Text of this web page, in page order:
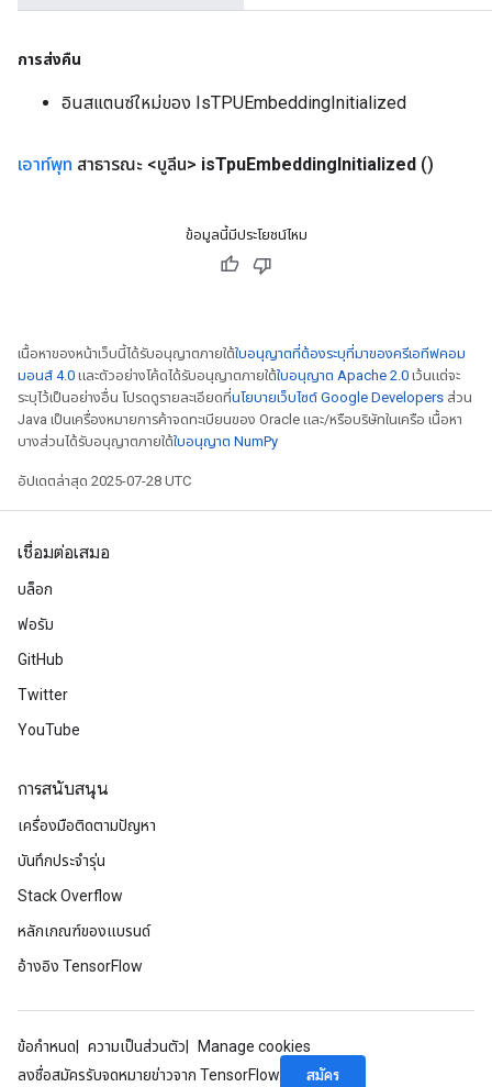
การส่งคืน
อินสแตนซ์ใหม่ของ IsTPUEmbeddingInitialized
เอาท์พุท สาธารณะ <บูลีน> isTpuEmbeddingInitialized ()
ข้อมูลนี้มีประโยชน์ไหม
เนื้อหาของหน้าเว็บนี้ได้รับอนุญาตภายใต้ใบอนุญาตที่ต้องระบุที่มาของครีเอทีฟคอม
มอนส์ 4.0 และตัวอย่างโค้ดได้รับอนุญาตภายใต้ใบอนุญาต Apache 2.0 เว้นแต่จะ
ระบุไว้เป็นอย่างอื่น โปรดดูรายละเอียดที่นโยบายเว็บไซต์ Google Developers ส่วน
Java เป็นเครื่องหมายการค้าจดทะเบียนของ Oracle และ/หรือบริษัทในเครือ เนื้อหา
บางส่วนได้รับอนุญาตภายใต้ใบอนุญาต NumPy
อัปเดตล่าสุด 2025-07-28 UTC
เชื่อมต่อเสมอ
บล็อก
ฟอรัม
GitHub
Twitter
YouTube
การสนับสนุน
เครื่องมือติดตามปัญหา
บันทึกประจำรุ่น
Stack Overflow
หลักเกณฑ์ของแบรนด์
อ้างอิง TensorFlow
ข้อกำหนด ความเป็นส่วนตัว
Manage cookies
ลงชื่อสมัครรับจดหมายข่าวจาก TensorFlow
สมัคร